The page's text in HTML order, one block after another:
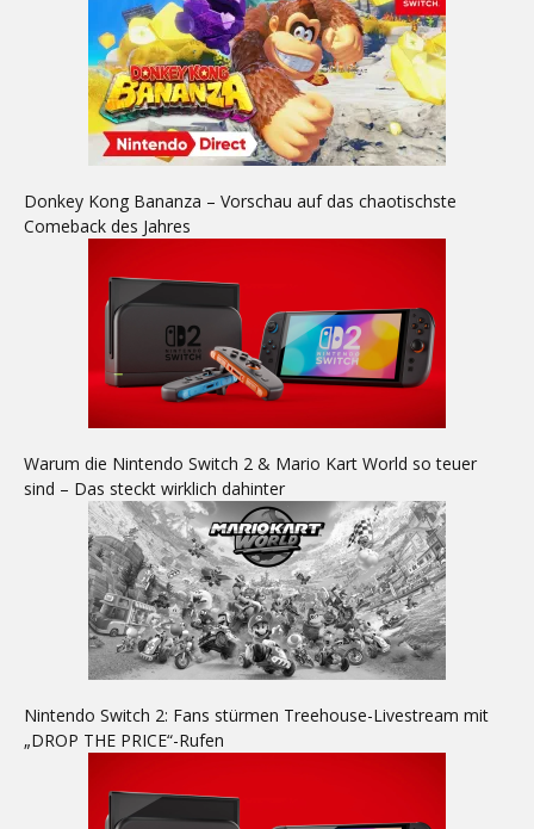
Donkey Kong Bananza – Vorschau auf das chaotischste
Comeback des Jahres
Warum die Nintendo Switch 2 & Mario Kart World so teuer
sind – Das steckt wirklich dahinter
Nintendo Switch 2: Fans stürmen Treehouse-Livestream mit
„DROP THE PRICE“-Rufen